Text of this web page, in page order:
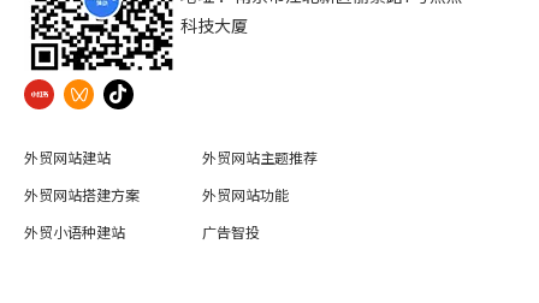
科技大厦
外贸网站建站
外贸网站主题推荐
外贸网站搭建方案
外贸网站功能
外贸小语种建站
广告智投